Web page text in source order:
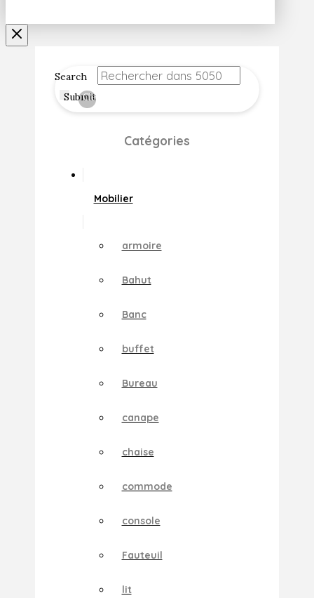
Search
Submit
Clear
Catégories
Mobilier
armoire
Bahut
Banc
buffet
Bureau
canape
chaise
commode
console
Fauteuil
lit